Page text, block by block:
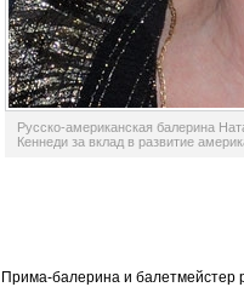
Русско-американская балерина
Кеннеди за вклад в развитие
Прима-балерина и балетмейстер